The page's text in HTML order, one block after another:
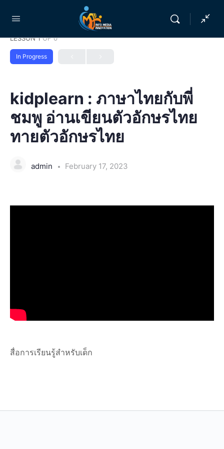
LESSON 1OF 0
In Progress
kidplearn : ภาษาไทยกับพี่
ชมพู อ่านเขียนตัวอักษรไทย
ทายตัวอักษรไทย
admin February 17, 2023
สื่อการเรียนรู้สำหรับเด็ก